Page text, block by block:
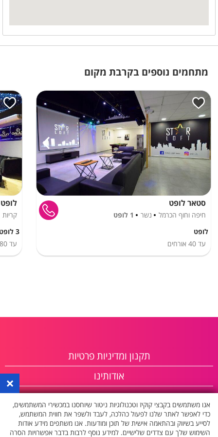
מתחמים נוספים בקרבת מקום
סטאר לופט
חיפה וחוף הכרמל נשר
1 לופט
לופט
עד 40 אורחים
קריות
3 לופטים
עד
תקנון ומדיניות פרטיות
אודותינו
פרסום באתר
×
אנו משתמשים בקבצי קוקיז וטכנולוגיות ניטור שיוחסנו במכשירי המשתמשים,
כדי לאפשר לאתר שלנו לפעול כהלכה, לעבד ולשפר את חווית המשתמש,
לסייע בשיווק ובהתאמה אישית של תוכן ומודעות. אנו משתפים מידע אודות
השימוש שלך עם צדדים שלישיים. למידע נוסף לרבות בדבר אפשרויות הסרה